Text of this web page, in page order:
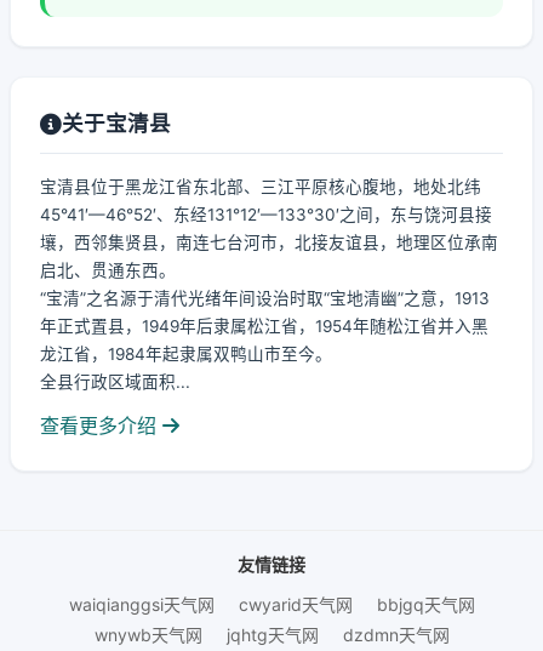
关于宝清县
宝清县位于黑龙江省东北部、三江平原核心腹地，地处北纬
45°41′—46°52′、东经131°12′—133°30′之间，东与饶河县接
壤，西邻集贤县，南连七台河市，北接友谊县，地理区位承南
启北、贯通东西。
“宝清”之名源于清代光绪年间设治时取“宝地清幽”之意，1913
年正式置县，1949年后隶属松江省，1954年随松江省并入黑
龙江省，1984年起隶属双鸭山市至今。
全县行政区域面积...
查看更多介绍
友情链接
waiqianggsi天气网
cwyarid天气网
bbjgq天气网
wnywb天气网
jqhtg天气网 dzdmn天气网